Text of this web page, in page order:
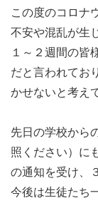
この度のコロナ
不安や混乱が生
１～２週間の皆
だと言われてお
かせないと考え
先日の学校から
照ください）に
の通知を受け、
今後は生徒たち